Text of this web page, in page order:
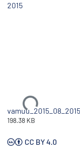
2015
Ladataan...
198.38 KB
CC BY 4.0